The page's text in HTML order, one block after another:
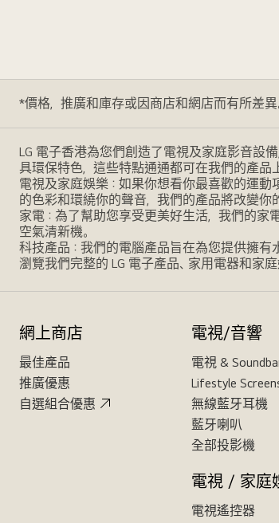
*價格，推廣和庫存或因商店和網店而有所差
LG 電子香港為您們創造了電視及家庭影音設
具環保特色，這些特點通通都可在我們的產品
電視及家庭娛樂：如果你想看你最喜歡的運
的色彩和環繞你的聲音，我們的產品將改變你
家電：為了幫助您享受更美好生活，我們的
空氣清新機。
科技產品：我們的電腦產品旨在為您提供擁有
瀏覽我們完整的 LG 電子產品、家用電器和家庭
網上商店
最佳產品
推廣優惠
自選組合優惠
電視/音響
電視 &
Lifestyle
無線藍牙耳機
藍牙喇叭
全部投影機
電視 / 家庭
電視遙控器